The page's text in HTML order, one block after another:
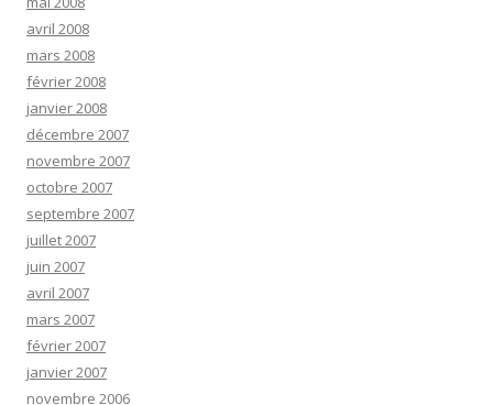
avril 2008
mars 2008
février 2008
janvier 2008
décembre 2007
novembre 2007
octobre 2007
septembre 2007
juillet 2007
juin 2007
avril 2007
mars 2007
février 2007
janvier 2007
novembre 2006